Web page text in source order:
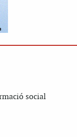
social